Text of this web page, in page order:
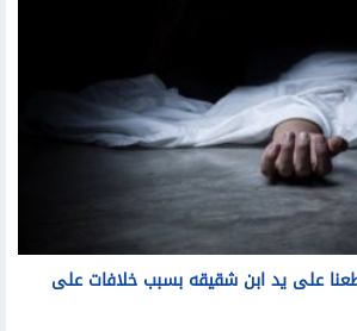
على يد ابن شقيقه بسبب خلافات على